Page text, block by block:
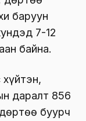
баруун
7-12
байна.
даралт 856
буурч